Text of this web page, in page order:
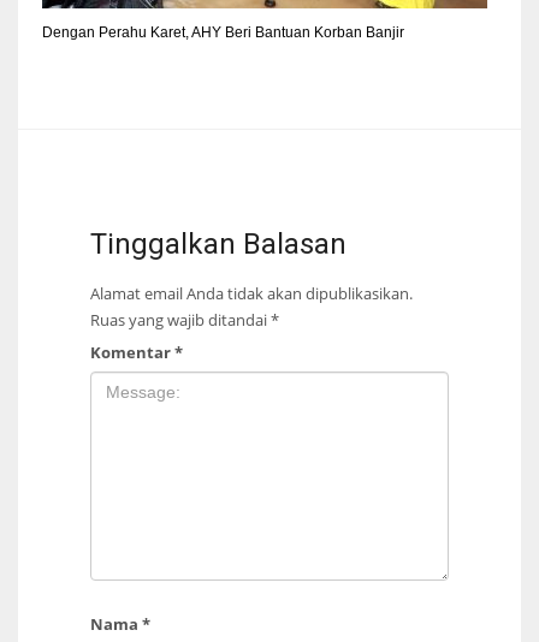
Dengan Perahu Karet, AHY Beri Bantuan Korban Banjir
Tinggalkan Balasan
Alamat email Anda tidak akan dipublikasikan.
Ruas yang wajib ditandai*
Komentar*
Nama *